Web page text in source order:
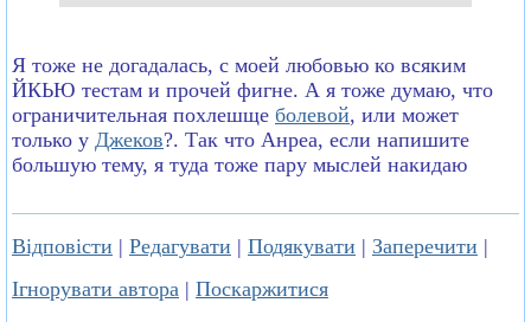
Я тоже не догадалась, с моей любовью ко всяким
ЙКЬЮ тестам и прочей фигне. А я тоже думаю, что
ограничительная похлешще болевой, или может
только у Джеков?. Так что Анреа, если напишите
большую тему, я туда тоже пару мыслей накидаю
Відповісти | Редагувати | Подякувати | Заперечити |
Ігнорувати автора | Поскаржитися